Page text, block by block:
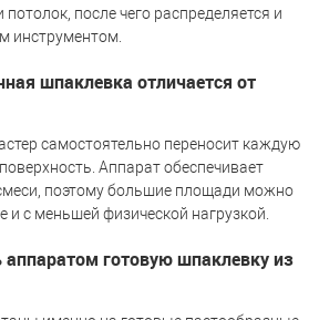
потолок, после чего распределяется и
инструментом.
шпаклевка отличается от
самостоятельно переносит каждую
Аппарат обеспечивает
поэтому большие площади можно
с меньшей физической нагрузкой.
готовую шпаклевку из